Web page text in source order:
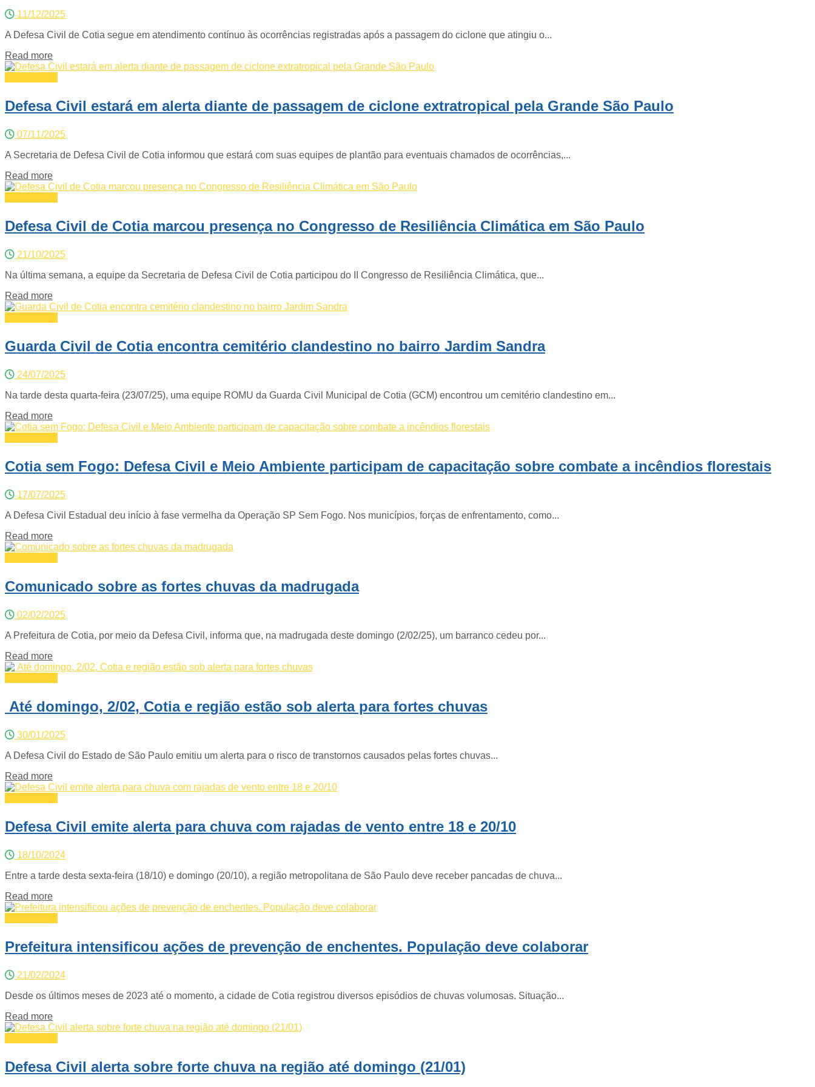
11/12/2025
A Defesa Civil de Cotia segue em atendimento contínuo às ocorrências registradas após a passagem do ciclone que atingiu o...
Read more
Defesa Civil estará em alerta diante de passagem de ciclone extratropical pela Grande São Paulo
07/11/2025
A Secretaria de Defesa Civil de Cotia informou que estará com suas equipes de plantão para eventuais chamados de ocorrências,...
Read more
Defesa Civil de Cotia marcou presença no Congresso de Resiliência Climática em São Paulo
21/10/2025
Na última semana, a equipe da Secretaria de Defesa Civil de Cotia participou do II Congresso de Resiliência Climática, que...
Read more
Guarda Civil de Cotia encontra cemitério clandestino no bairro Jardim Sandra
24/07/2025
Na tarde desta quarta-feira (23/07/25), uma equipe ROMU da Guarda Civil Municipal de Cotia (GCM) encontrou um cemitério clandestino em...
Read more
Cotia sem Fogo: Defesa Civil e Meio Ambiente participam de capacitação sobre combate a incêndios florestais
17/07/2025
A Defesa Civil Estadual deu início à fase vermelha da Operação SP Sem Fogo. Nos municípios, forças de enfrentamento, como...
Read more
Comunicado sobre as fortes chuvas da madrugada
02/02/2025
A Prefeitura de Cotia, por meio da Defesa Civil, informa que, na madrugada deste domingo (2/02/25), um barranco cedeu por...
Read more
Até domingo, 2/02, Cotia e região estão sob alerta para fortes chuvas
30/01/2025
A Defesa Civil do Estado de São Paulo emitiu um alerta para o risco de transtornos causados pelas fortes chuvas...
Read more
Defesa Civil emite alerta para chuva com rajadas de vento entre 18 e 20/10
18/10/2024
Entre a tarde desta sexta-feira (18/10) e domingo (20/10), a região metropolitana de São Paulo deve receber pancadas de chuva...
Read more
Prefeitura intensificou ações de prevenção de enchentes. População deve colaborar
21/02/2024
Desde os últimos meses de 2023 até o momento, a cidade de Cotia registrou diversos episódios de chuvas volumosas. Situação...
Read more
Defesa Civil alerta sobre forte chuva na região até domingo (21/01)